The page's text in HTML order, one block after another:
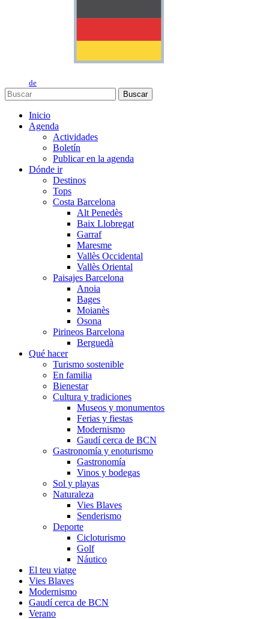
de
Buscar
Inicio
Agenda
Actividades
Boletín
Publicar en la agenda
Dónde ir
Destinos
Tops
Costa Barcelona
Alt Penedès
Baix Llobregat
Garraf
Maresme
Vallès Occidental
Vallès Oriental
Paisajes Barcelona
Anoia
Bages
Moianès
Osona
Pirineos Barcelona
Berguedà
Qué hacer
Turismo sostenible
En familia
Bienestar
Cultura y tradiciones
Museos y monumentos
Ferias y fiestas
Modernismo
Gaudí cerca de BCN
Gastronomía y enoturismo
Gastronomía
Vinos y bodegas
Sol y playas
Naturaleza
Vies Blaves
Senderismo
Deporte
Cicloturismo
Golf
Náutico
El teu viatge
Vies Blaves
Modernismo
Gaudí cerca de BCN
Verano